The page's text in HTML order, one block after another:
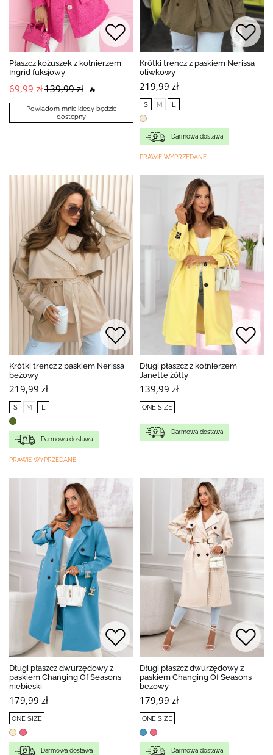
Płaszcz kożuszek z kołnierzem
Ingrid fuksjowy
69,99 zł139,99 zł 🔥
Powiadom mnie kiedy będzie
dostępny
Krótki trencz z paskiem Nerissa
oliwkowy
219,99 zł
S M L
Darmowa dostawa
PRAWIE WYPRZEDANE
Krótki trencz z paskiem Nerissa
beżowy
219,99 zł
S M L
Darmowa dostawa
PRAWIE WYPRZEDANE
Długi płaszcz z kołnierzem
Janette żółty
139,99 zł
ONE SIZE
Darmowa dostawa
Długi płaszcz dwurzędowy z
paskiem Changing Of Seasons
niebieski
179,99 zł
ONE SIZE
Darmowa dostawa
Długi płaszcz dwurzędowy z
paskiem Changing Of Seasons
beżowy
179,99 zł
ONE SIZE
Darmowa dostawa